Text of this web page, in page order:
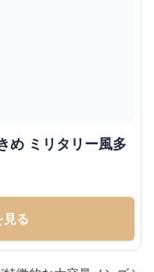
め ミリタリー風多
見る